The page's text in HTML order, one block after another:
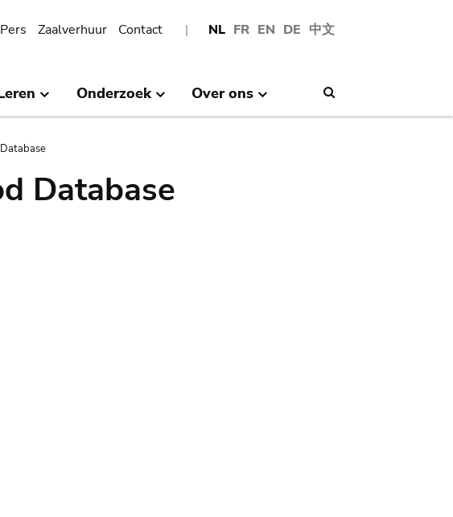
NL FR EN DE 中文
Pers Zaalverhuur Contact
Onderzoek Over ons
Database